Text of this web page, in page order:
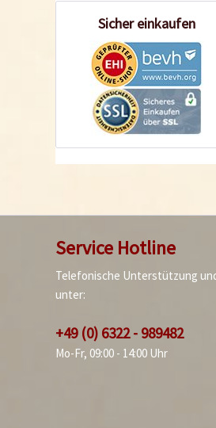
Sicher einkaufen
Service Hotline
Telefonische Unterstützung
unter:
+49 (0) 6322 - 989482
Mo-Fr, 09:00 - 14:00 Uhr